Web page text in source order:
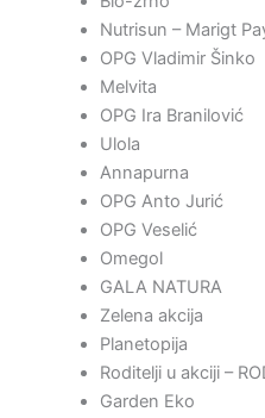
Nutrisun – Marigt
OPG Vladimir Šinko
Melvita
OPG Ira Branilović
Ulola
Annapurna
OPG Anto Jurić
OPG Veselić
Omegol
GALA NATURA
Zelena akcija
Planetopija
Roditelji u akciji –
Garden Eko